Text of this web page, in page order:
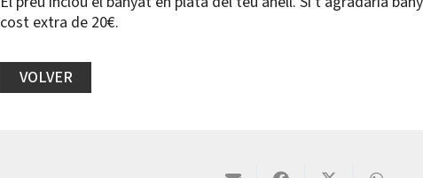
cost extra de 20€.
VOLVER